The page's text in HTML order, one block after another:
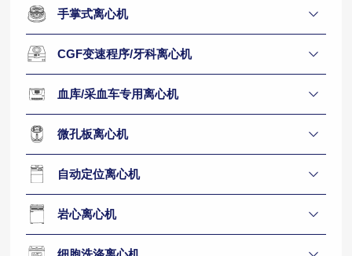
手掌式离心机
CGF变速程序/牙科离心机
血库/采血车专用离心机
微孔板离心机
自动定位离心机
岩心离心机